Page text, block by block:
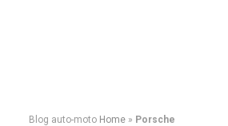
Blog auto-moto Home » Porsche